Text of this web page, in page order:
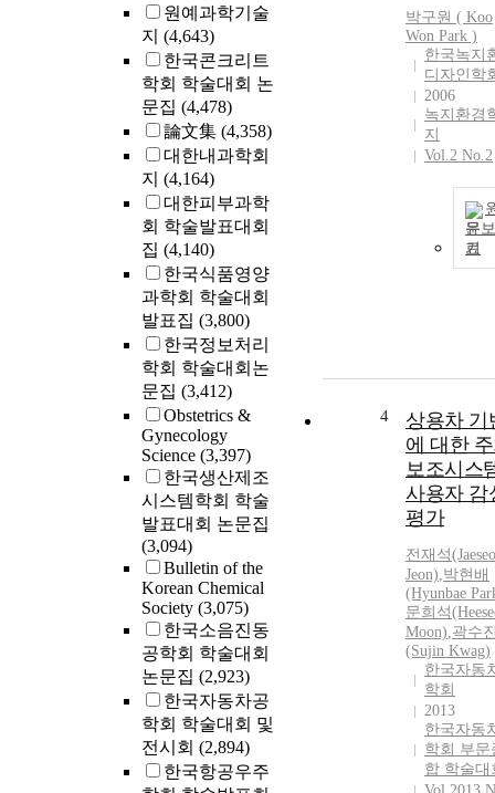
원예과학기술
지 (4,643)
한국콘크리트
학회 학술대회 논
문집 (4,478)
論文集 (4,358)
대한내과학회
지 (4,164)
대한피부과학
회 학술발표대회
집 (4,140)
한국식품영양
과학회 학술대회
발표집 (3,800)
한국정보처리
학회 학술대회논
문집 (3,412)
Obstetrics &
Gynecology
Science (3,397)
한국생산제조
시스템학회 학술
발표대회 논문집
(3,094)
Bulletin of the
Korean Chemical
Society (3,075)
한국소음진동
공학회 학술대회
논문집 (2,923)
한국자동차공
학회 학술대회 및
전시회 (2,894)
한국항공우주
박구원 ( Koo
Won Park )
한국녹지
디자인학
2006
녹지환경
지
Vol.2 No.2
문보
기
4
상용차 기
에 대한
보조시스
사용자 감
평가
전재석
Jeon),박현배
(Hyunbae
문희석
Moon),곽수
(Sujin Kwag)
한국자동
학회
2013
한국자동
학회 부문
합 학술대